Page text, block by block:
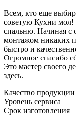
Всем, кто еще
советую Кухни мол!
спальню. Начиная с
монтажом никаких
быстро и
Огромное спасибо
Это мастер своего
здесь.
Качество продукции
Уровень сервиса
Срок изготовления